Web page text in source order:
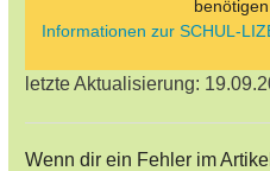
Informationen zur SCHUL-
letzte Aktualisierung:
Wenn dir ein Fehler im